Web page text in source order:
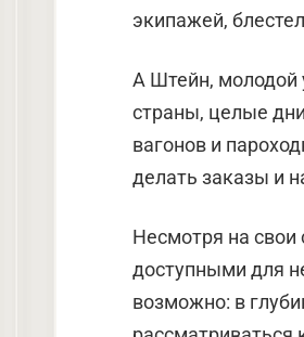
экипажей,
А Штейн, молодой
страны, целые
вагонов и
делать заказы и
Несмотря на свои
доступными для
возможно: в